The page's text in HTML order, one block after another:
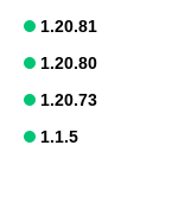
1.20.81
1.20.80
1.20.73
1.1.5